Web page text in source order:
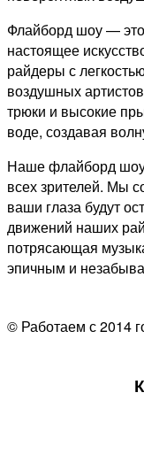
Флайборд шоу —
настоящее
райдеры с
воздушных
трюки и высокие
воде, создавая
Наше флайборд
всех зрителей. Мы
ваши глаза будут
движений наших
потрясающая
эпичным и
© Работаем с 2014